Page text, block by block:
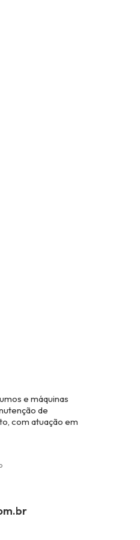
e máquinas
de
com atuação em